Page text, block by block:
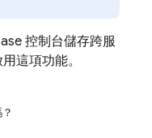
控制台儲存跨服
這項功能。